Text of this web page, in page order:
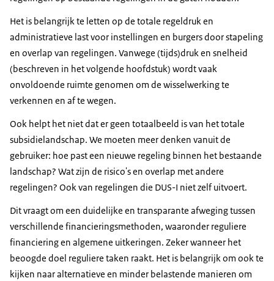
Het is belangrijk te letten op de totale regeldruk en
administratieve last voor instellingen en burgers door stapeling
en overlap van regelingen. Vanwege (tijds)druk en snelheid
(beschreven in het volgende hoofdstuk) wordt vaak
onvoldoende ruimte genomen om de wisselwerking te
verkennen en af te wegen.
Ook helpt het niet dat er geen totaalbeeld is van het totale
subsidielandschap. We moeten meer denken vanuit de
gebruiker: hoe past een nieuwe regeling binnen het bestaande
landschap? Wat zijn de risico's en overlap met andere
regelingen? Ook van regelingen die DUS-I niet zelf uitvoert.
Dit vraagt om een duidelijke en transparante afweging tussen
verschillende financieringsmethoden, waaronder reguliere
financiering en algemene uitkeringen. Zeker wanneer het
beoogde doel reguliere taken raakt. Het is belangrijk om ook te
kijken naar alternatieve en minder belastende manieren om